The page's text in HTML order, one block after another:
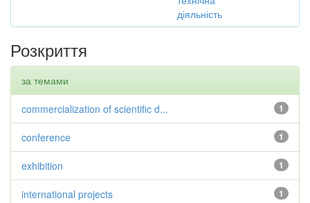
діяльність
Розкриття
за темами
1
commercialization of scientific d...
1
conference
1
exhibition
1
international projects